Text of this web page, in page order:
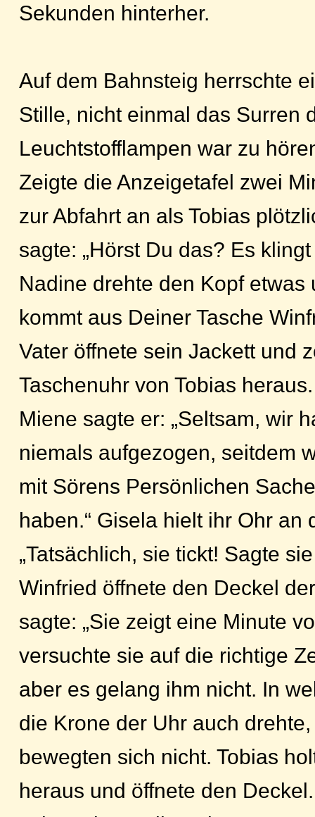
Sekunden hinterher.
Auf dem Bahnsteig herrschte
Stille, nicht einmal das Surren
Leuchtstofflampen war zu
Zeigte die Anzeigetafel zwei
zur Abfahrt an als Tobias
sagte: „Hörst Du das? Es
Nadine drehte den Kopf etwas
kommt aus Deiner Tasche
Vater öffnete sein Jackett und
Taschenuhr von Tobias
Miene sagte er: „Seltsam, wir
niemals aufgezogen, seitdem
mit Sörens Persönlichen
haben.“ Gisela hielt ihr Ohr an
„Tatsächlich, sie tickt! Sagte
Winfried öffnete den Deckel
sagte: „Sie zeigt eine Minute
versuchte sie auf die richtige
aber es gelang ihm nicht. In
die Krone der Uhr auch
bewegten sich nicht. Tobias
heraus und öffnete den